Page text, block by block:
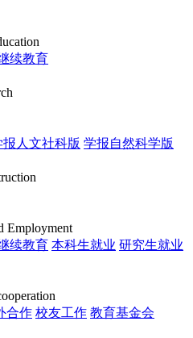
续教育
报人文社科版 学报自然科学版
Employment
续教育 本科生就业 研究生就业
合作 校友工作 教育基金会